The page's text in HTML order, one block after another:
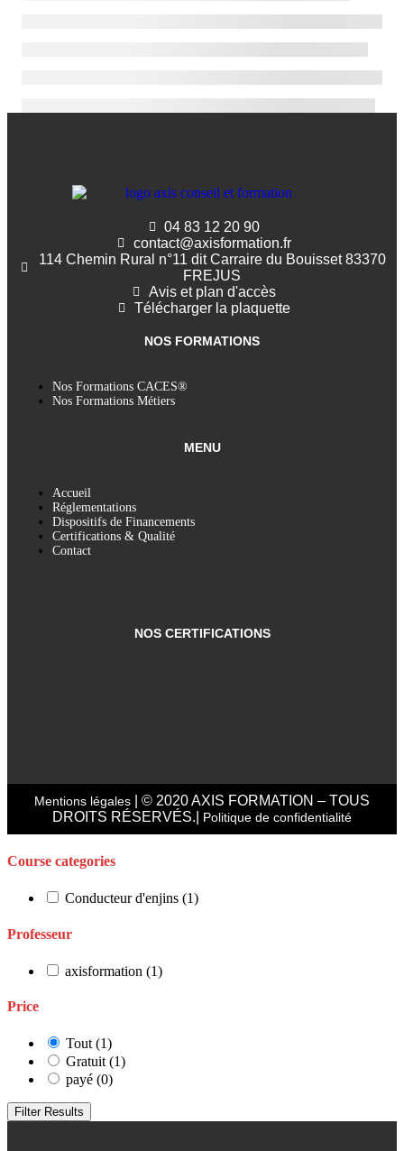
04 83 12 20 90
contact@axisformation.fr
114 Chemin Rural n°11 dit Carraire du Bouisset 83370
FREJUS
Avis et plan d'accès
Télécharger la plaquette
NOS FORMATIONS
Nos Formations CACES®
Nos Formations Métiers
MENU
Accueil
Réglementations
Dispositifs de Financements
Certifications & Qualité
Contact
NOS CERTIFICATIONS
Mentions légales | © 2020 AXIS FORMATION – TOUS
DROITS RÉSERVÉS.| Politique de confidentialité
Course categories
Conducteur d'enjins (1)
Professeur
axisformation (1)
Price
Tout(1)
Gratuit(1)
payé (0)
Filter Results